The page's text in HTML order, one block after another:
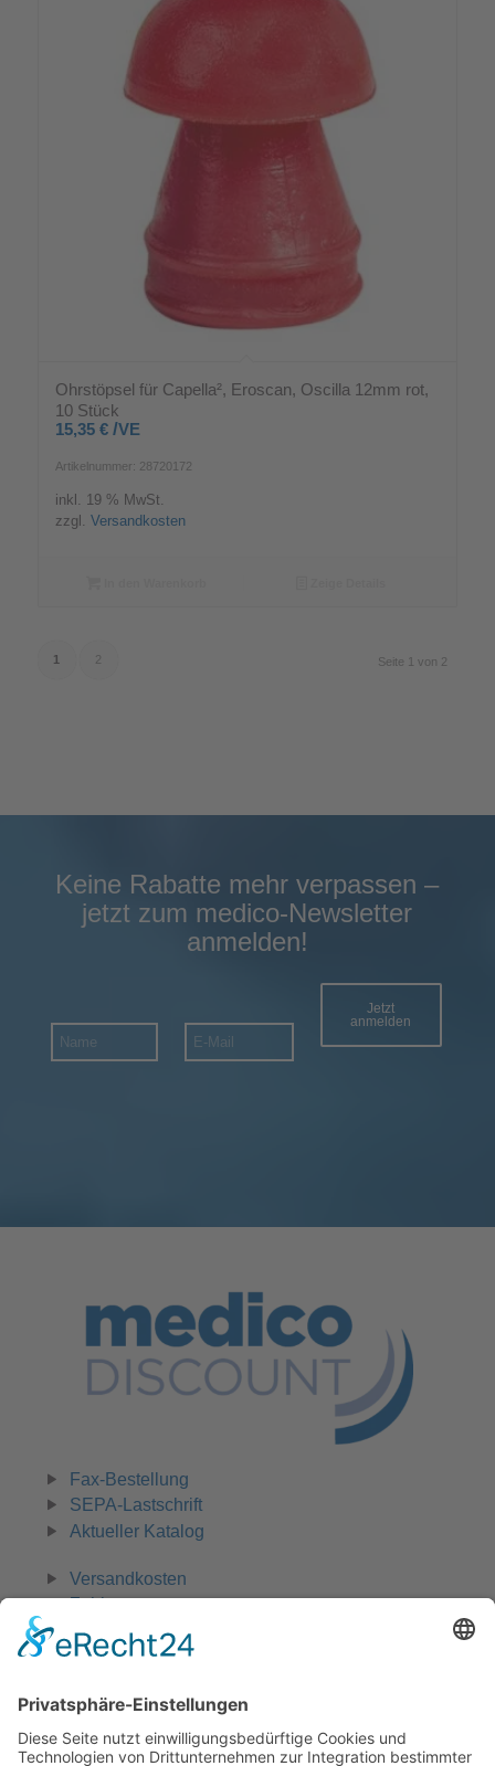
Ohrstöpsel für Capella², Eroscan, Oscilla 12mm rot,
10 Stück
15,35 € /VE
Artikelnummer: 28720172
inkl. 19 % MwSt.
zzgl. Versandkosten
Seite 1 von 2
1 2
Keine Rabatte mehr verpassen –
jetzt zum medico-Newsletter
anmelden!
Jetzt
anmelden
Fax-Bestellung
SEPA-Lastschrift
Aktueller Katalog
Versandkosten
Zahlungsarten
Widerruf
0 42 31 - 970 661